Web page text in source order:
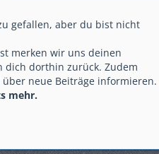
gefallen, aber du bist nicht
merken wir uns deinen
dorthin zurück. Zudem
neue Beiträge informieren.
mehr.